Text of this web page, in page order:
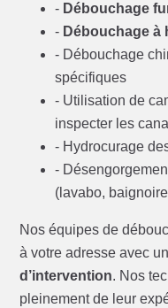
- Débouchage
- Débouchage à
- Débouchage
spécifiques
- Utilisation de
inspecter les
- Hydrocurage
-
(lavabo,
Nos équipes de
à votre adresse avec
d’intervention. Nos
pleinement de leur